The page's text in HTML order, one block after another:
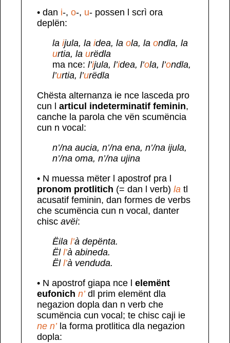
• dan i-, o-, u- possen l scrì ora
deplën:
la ijula, la idea, la ola, la ondla, la
urtia, la urëdla
ma nce: l’ijula, l’idea, l’ola, l’ondla,
l’urtia, l’urëdla
Chësta alternanza ie nce lasceda pro
cun l articul indeterminatif feminin,
canche la parola che vën scumëncia
cun n vocal:
n’/na aucia, n’/na ena, n’/na ijula,
n’/na oma, n’/na ujina
• N muessa mëter l apostrof pra l
pronom protlitich (= dan l verb) la tl
acusatif feminin, dan formes de verbs
che scumëncia cun n vocal, danter
chisc avëi:
Ëila l’à depënta.
Ël l’à abineda.
Ël l’à venduda.
• N apostrof giapa nce l elemënt
eufonich n’dl prim elemënt dla
negazion dopla dan n verb che
scumëncia cun vocal; te chisc caji ie
ne n’la forma protlitica dla negazion
dopla: